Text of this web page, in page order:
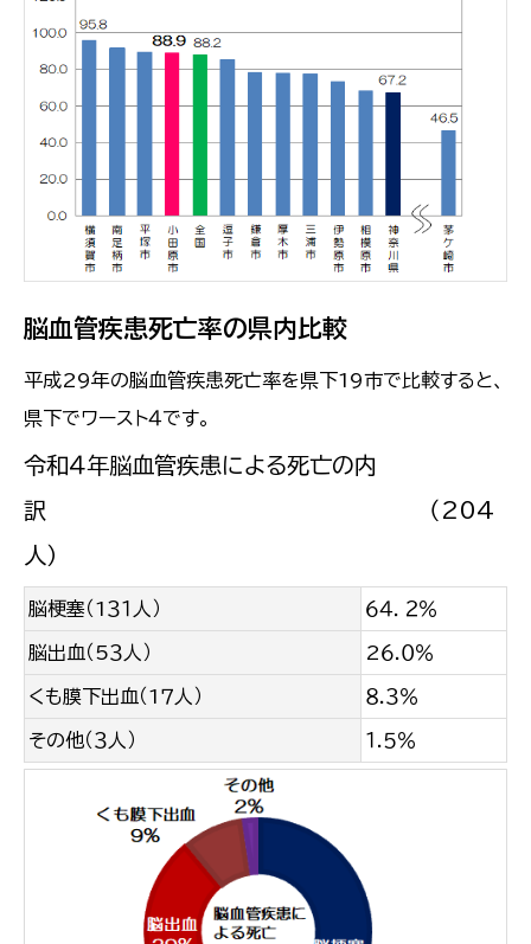
脳血管疾患死亡率の県内比較
平成29年の脳血管疾患死亡率を県下19市で比較すると、
県下でワースト４です。
令和４年脳血管疾患による死亡の内
訳 （204
人）
脳梗塞（1３１人） ６４．２％
脳出血（5３人） 2６.０％
くも膜下出血（1７人） ８.３％
その他（３人） １.５％